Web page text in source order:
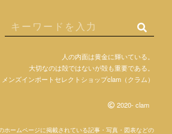
人の内面は黄金に輝いている。
大切なのは殻ではないが殻も重要である。
メンズインポートセレクトショップclam（クラム）
2020- clam
ホームページに掲載されている記事・写真・図表などの